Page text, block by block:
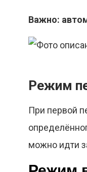
Важно:
Режим
При первой
можно идти